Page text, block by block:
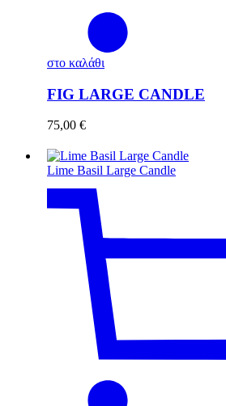
στο καλάθι
FIG LARGE CANDLE
75,00 €
Lime Basil Large Candle